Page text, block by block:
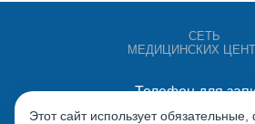
СЕТЬ
МЕДИЦИНСКИХ
Телефон для
Этот сайт использует